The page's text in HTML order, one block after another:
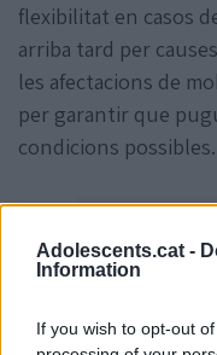
Adolescents.cat -
Information
If you wish to opt-out
flexibilitat en casos
arriba tard per
les afectacions de
per garantir que
condicions possibles.